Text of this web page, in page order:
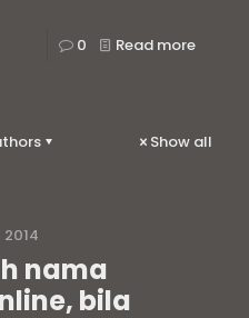
0 Read more
Show all
2014
nama
bila